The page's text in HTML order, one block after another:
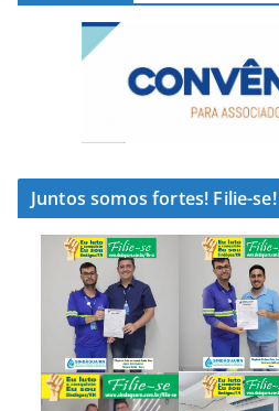
Juntos somos fortes! Filie-se!